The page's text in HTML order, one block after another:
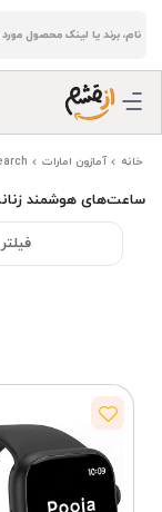
خانه آمازون امارات
ساعت‌های هوشمند
فیلتر